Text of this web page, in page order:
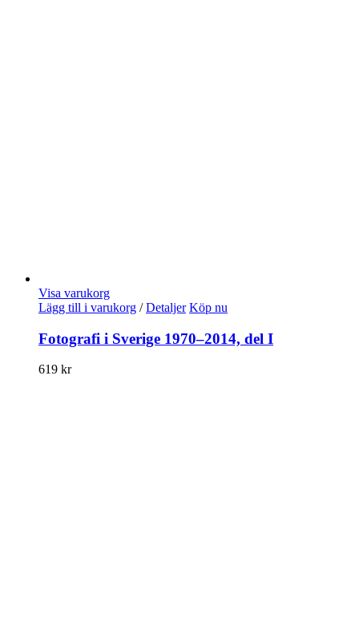
Visa varukorg
Lägg till i varukorg / Detaljer Köp nu
Fotografi i Sverige 1970–2014, del I
619 kr